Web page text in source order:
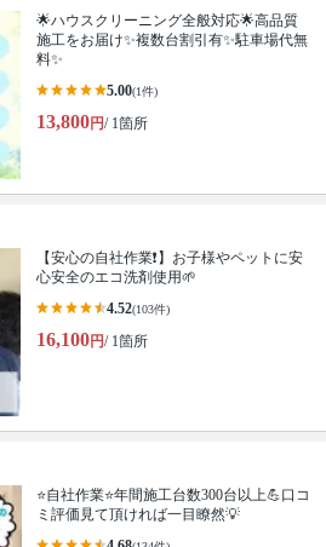
🌟ハウスクリーニング全般対応🌟高品質
施工をお届け✨複数台割引有✨駐車場代無
料✨
5.00(1件)
13,800円/ 1箇所
【安心の自社作業❗️】お子様やペットに安
心安全のエコ洗剤使用🌱
4.52(103件)
16,100円/ 1箇所
⭐自社作業⭐年間施工台数300台以上💪口コ
ミ評価見て頂ければ一目瞭然💡